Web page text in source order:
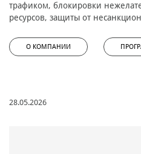
трафиком, блокировки
ресурсов, защиты от
О КОМПАНИИ
28.05.2026